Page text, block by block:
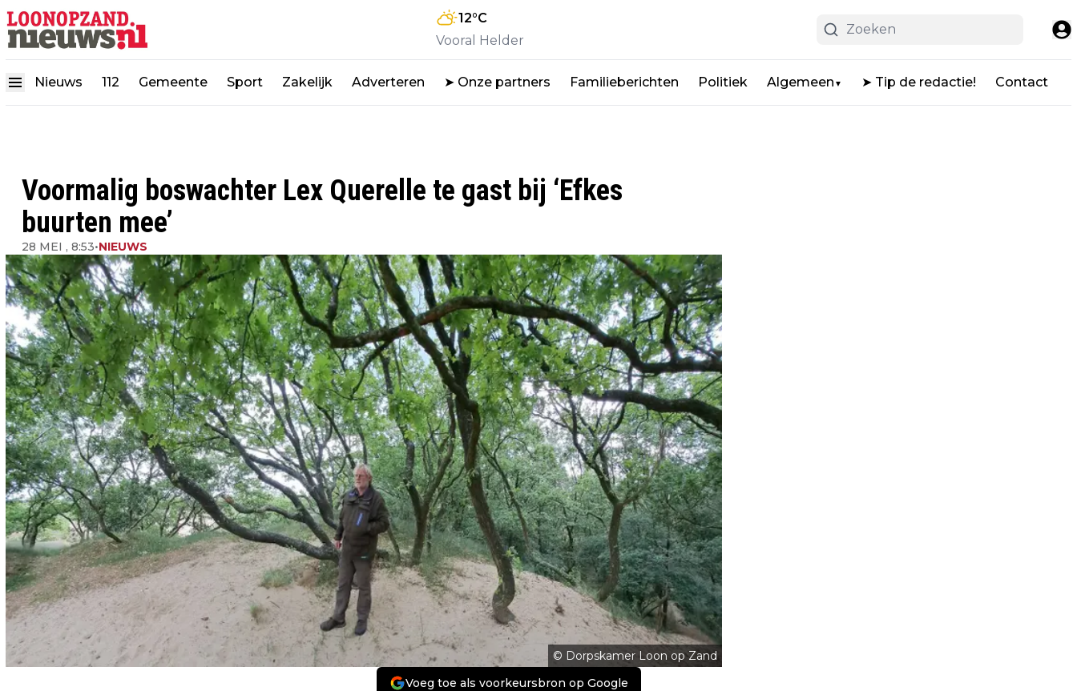
12°C
Vooral Helder
Nieuws 112 Gemeente Sport Zakelijk Adverteren ➤ Onze partners Familieberichten Politiek Algemeen ▼ ➤ Tip de redactie! Contact
Voormalig boswachter Lex Querelle te gast bij ‘Efkes
buurten mee’
28 MEI , 8:53•NIEUWS
© Dorpskamer Loon op Zand
Voeg toe als voorkeursbron op Google